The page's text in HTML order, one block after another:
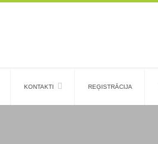
KONTAKTI REĢISTRĀCIJA